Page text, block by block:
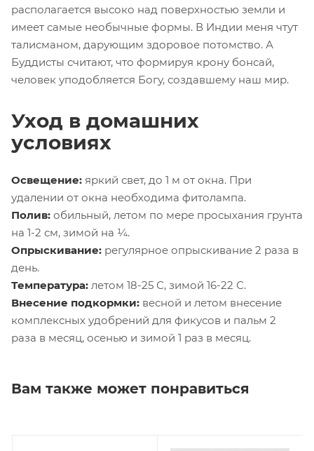
располагается высоко над поверхностью земли и
имеет самые необычные формы. В Индии меня чтут
талисманом, дарующим здоровое потомство. А
Буддисты считают, что формируя крону бонсай,
человек уподобляется Богу, создавшему наш мир.
Уход в домашних
условиях
Освещение: яркий свет, до 1 м от окна. При
удалении от окна необходима фитолампа.
Полив: обильный, летом по мере просыхания грунта
на 1-2 см, зимой на ¼.
Опрыскивание: регулярное опрыскивание 2 раза в
день.
Температура: летом 18-25 С, зимой 16-22 С.
Внесение подкормки: весной и летом внесение
комплексных удобрений для фикусов и пальм 2
раза в месяц, осенью и зимой 1 раз в месяц.
Вам также может понравиться